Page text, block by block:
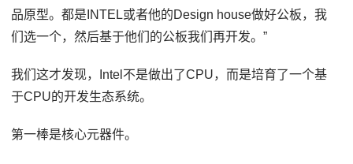
品原型。都是INTEL或者他的Design house做好公板，我
们选一个，然后基于他们的公板我们再开发。”
我们这才发现，Intel不是做出了CPU，而是培育了一个基
于CPU的开发生态系统。
第一棒是核心元器件。